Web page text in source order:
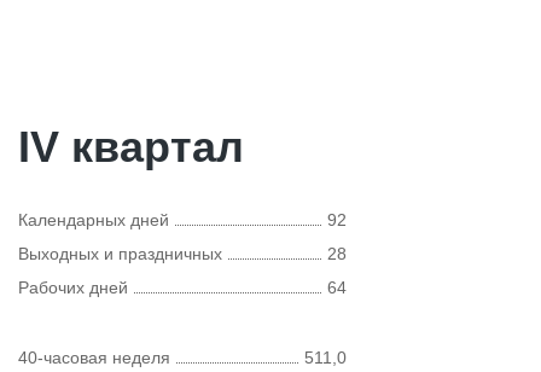
IV квартал
Календарных дней
92
Выходных и праздничных
28
Рабочих дней
64
40-часовая неделя
511,0